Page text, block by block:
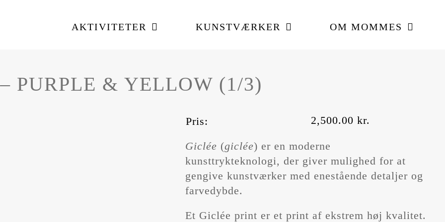
AKTIVITETER KUNSTVÆRKER OM MOMMES
PURPLE & YELLOW (1/3)
Pris: 2,500.00 kr.
Giclée (giclée) er en moderne
kunsttrykteknologi, der giver mulighed for at
gengive kunstværker med enestående detaljer og
farvedybde.
Et Giclée print er et print af ekstrem høj kvalitet.